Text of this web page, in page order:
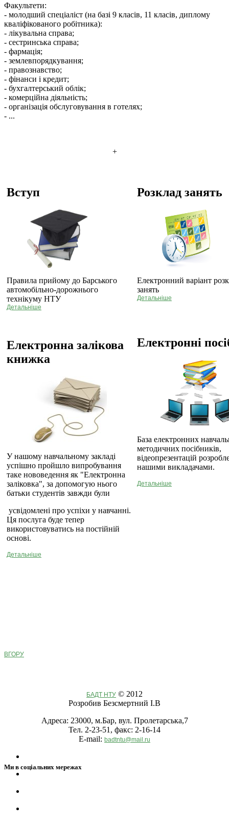
Факультети:
- молодший спеціаліст (на базі 9 класів, 11 класів, диплому
кваліфікованого робітника):
- лікувальна справа;
- сестринська справа;
- фармація;
- землевпорядкування;
- правознавство;
- фінанси і кредит;
- бухгалтерський облік;
- комерційна діяльність;
- організація обслуговування в готелях;
- ...
+
Вступ
Правила прийому до Барського
автомобільно-дорожнього
технікуму НТУ
Детальніше
Електронна залікова
книжка
У нашому навчальному закладі
успішно пройшло випробування
таке нововедення як "Електронна
заліковка", за допомогую нього
батьки студентів завжди були
усвідомлені про успіхи у навчанні.
Ця послуга буде тепер
використовуватись на постійній
основі.
Детальніше
Розклад занять
Електронний варіант
занять
Детальніше
Електронні
База електронних
методичних посібників,
відеопрезентацій
нашими викладачами.
Детальніше
ВГОРУ
БАДТ НТУ © 2012
Розробив Безсмертний І.В
Адреса: 23000, м.Бар, вул. Пролетарська,7
Тел. 2-23-51, факс: 2-16-14
E-mail: badtntu@mail.ru
Ми в соціальних мережах